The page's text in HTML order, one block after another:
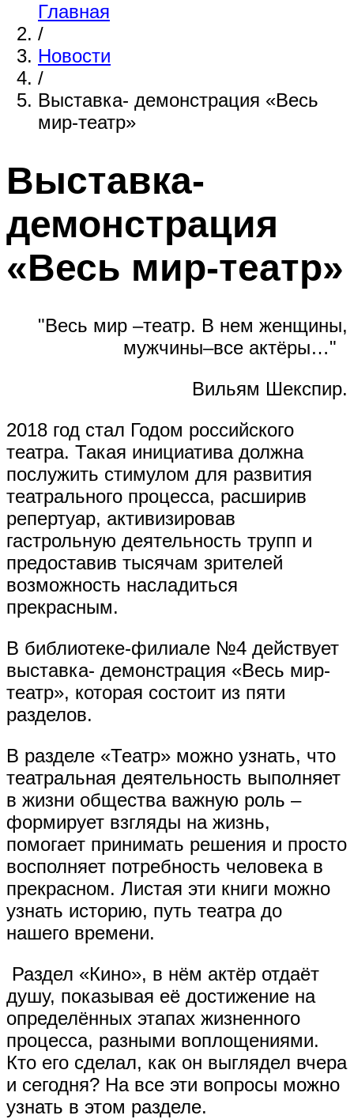
Главная
/
Новости
/
Выставка- демонстрация «Весь
мир-театр»
Выставка-
демонстрация
«Весь мир-театр»
"Весь мир –театр. В нем женщины,
мужчины–все актёры…"
Вильям Шекспир.
2018 год стал Годом российского
театра. Такая инициатива должна
послужить стимулом для развития
театрального процесса, расширив
репертуар, активизировав
гастрольную деятельность трупп и
предоставив тысячам зрителей
возможность насладиться
прекрасным.
В библиотеке-филиале №4 действует
выставка- демонстрация «Весь мир-
театр», которая состоит из пяти
разделов.
В разделе «Театр» можно узнать, что
театральная деятельность выполняет
в жизни общества важную роль –
формирует взгляды на жизнь,
помогает принимать решения и просто
восполняет потребность человека в
прекрасном. Листая эти книги можно
узнать историю, путь театра до
нашего времени.
Раздел «Кино», в нём актёр отдаёт
душу, показывая её достижение на
определённых этапах жизненного
процесса, разными воплощениями.
Кто его сделал, как он выглядел вчера
и сегодня? На все эти вопросы можно
узнать в этом разделе.